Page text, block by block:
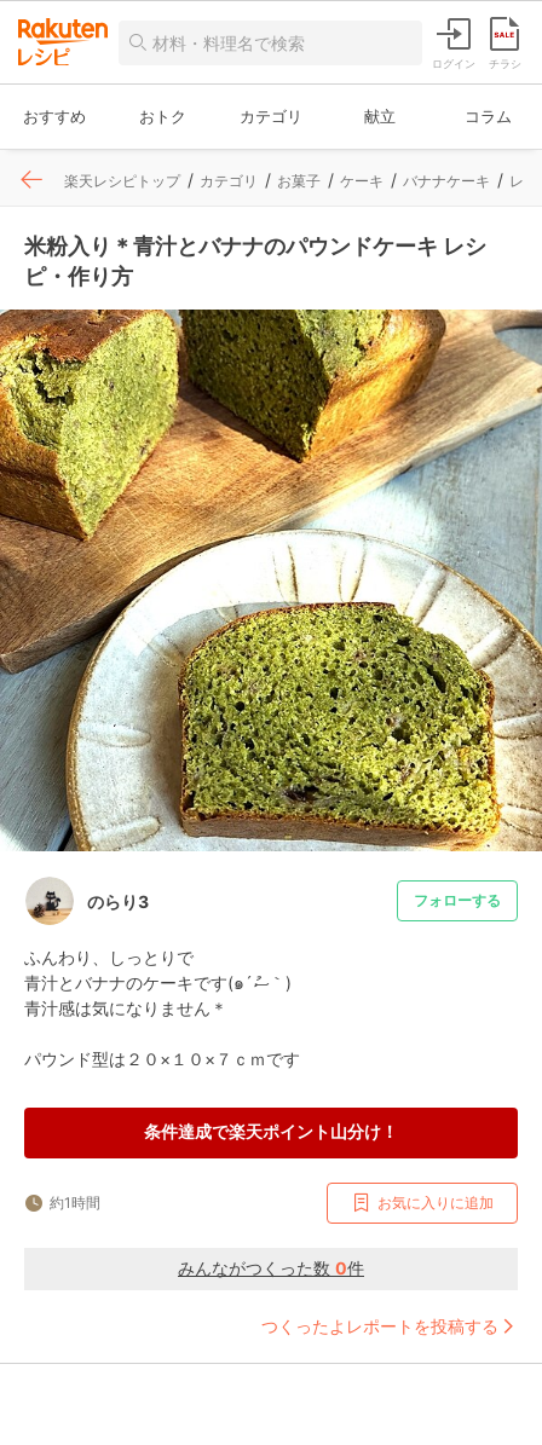
ログイン チラシ
おすすめ おトク カテゴリ 献立 コラム
楽天レシピトップ カテゴリ お菓子 ケーキ バナナケーキ レ
米粉入り＊青汁とバナナのパウンドケーキ レシ
ピ・作り方
のらり3 フォローする
ふんわり、しっとりで
青汁とバナナのケーキです(๑´ސު｀)
青汁感は気になりません＊
パウンド型は２０×１０×７ｃｍです
条件達成で楽天ポイント山分け！
約1時間 お気に入りに追加
みんながつくった数 0件
つくったよレポートを投稿する